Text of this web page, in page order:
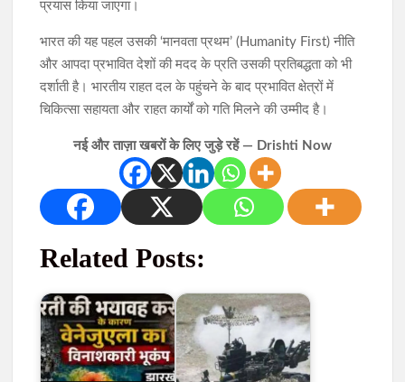
प्रयास किया जाएगा।
भारत की यह पहल उसकी ‘मानवता प्रथम’ (Humanity First) नीति
और आपदा प्रभावित देशों की मदद के प्रति उसकी प्रतिबद्धता को भी
दर्शाती है। भारतीय राहत दल के पहुंचने के बाद प्रभावित क्षेत्रों में
चिकित्सा सहायता और राहत कार्यों को गति मिलने की उम्मीद है।
नई और ताज़ा खबरों के लिए जुड़े रहें — Drishti Now
Related Posts: